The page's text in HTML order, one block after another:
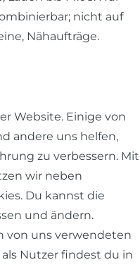
nicht auf
Nähaufträge.
AGB
Website. Einige von
andere uns helfen,
zu verbessern. Mit
wir neben
Du kannst die
und ändern.
von uns verwendeten
Nutzer findest du in